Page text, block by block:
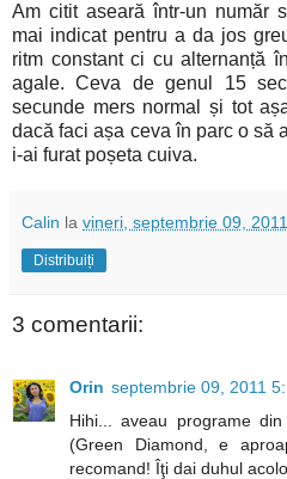
Am citit aseară într-un număr
mai indicat pentru a da jos
ritm constant ci cu alternanță
agale. Ceva de genul 15
secunde mers normal și tot
dacă faci așa ceva în parc o să
i-ai furat poșeta cuiva.
Calin la vineri, septembrie 09, 2011
Distribuiți
3 comentarii:
Orin septembrie 09, 2011
Hihi... aveau programe
(Green Diamond, e
recomand! Îţi dai duhul